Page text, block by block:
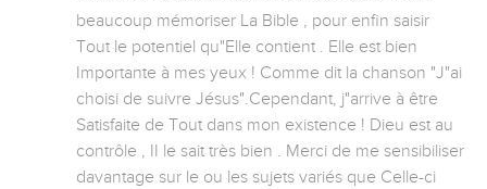
beaucoup mémoriser La Bible , pour enfin saisir
Tout le potentiel qu"Elle contient . Elle est bien
Importante à mes yeux ! Comme dit la chanson "J"ai
choisi de suivre Jésus".Cependant, j"arrive à être
Satisfaite de Tout dans mon existence ! Dieu est au
contrôle , II le sait très bien . Merci de me sensibiliser
davantage sur le ou les sujets variés que Celle-ci